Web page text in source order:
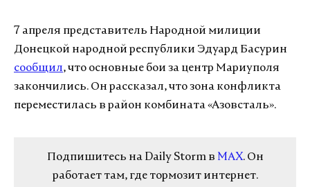
7 апреля представитель Народной милиции
Донецкой народной республики Эдуард Басурин
сообщил, что основные бои за центр Мариуполя
закончились. Он рассказал, что зона конфликта
переместилась в район комбината «Азовсталь».
Подпишитесь на Daily Storm в MAX. Он
работает там, где тормозит интернет.